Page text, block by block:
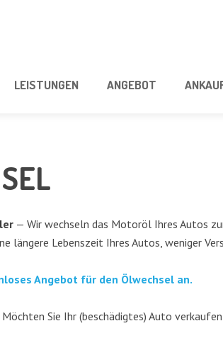
LEIS­TUN­GEN ANGE­BOT
— Wir wech­seln das Motor­öl Ihres Autos
län­ge­re Lebens­zeit Ihres Autos, weni­ger
Ange­bot für den Ölwech­sel an.
Sie Ihr (beschä­dig­tes) Auto